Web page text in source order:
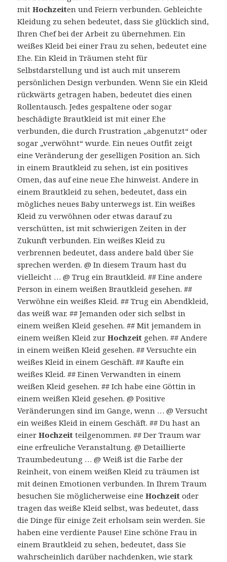
mitHochzeiten und Feiern verbunden. Gebleichte
Kleidung zu sehen bedeutet, dass Sie glücklich sind,
Ihren Chef bei der Arbeit zu übernehmen. Ein
weißes Kleid bei einer Frau zu sehen, bedeutet eine
Ehe. Ein Kleid in Träumen steht für
Selbstdarstellung und ist auch mit unserem
persönlichen Design verbunden. Wenn Sie ein Kleid
rückwärts getragen haben, bedeutet dies einen
Rollentausch. Jedes gespaltene oder sogar
beschädigte Brautkleid ist mit einer Ehe
verbunden, die durch Frustration „abgenutzt“ oder
sogar „verwöhnt“ wurde. Ein neues Outfit zeigt
eine Veränderung der geselligen Position an. Sich
in einem Brautkleid zu sehen, ist ein positives
Omen, das auf eine neue Ehe hinweist. Andere in
einem Brautkleid zu sehen, bedeutet, dass ein
mögliches neues Baby unterwegs ist. Ein weißes
Kleid zu verwöhnen oder etwas darauf zu
verschütten, ist mit schwierigen Zeiten in der
Zukunft verbunden. Ein weißes Kleid zu
verbrennen bedeutet, dass andere bald über Sie
sprechen werden. @ In diesem Traum hast du
vielleicht … @ Trug ein Brautkleid. ## Eine andere
Person in einem weißen Brautkleid gesehen. ##
Verwöhne ein weißes Kleid. ## Trug ein Abendkleid,
das weiß war. ## Jemanden oder sich selbst in
einem weißen Kleid gesehen. ## Mit jemandem in
einem weißen Kleid zurHochzeit gehen. ## Andere
in einem weißen Kleid gesehen. ## Versuchte ein
weißes Kleid in einem Geschäft. ## Kaufte ein
weißes Kleid. ## Einen Verwandten in einem
weißen Kleid gesehen. ## Ich habe eine Göttin in
einem weißen Kleid gesehen. @ Positive
Veränderungen sind im Gange, wenn … @ Versucht
ein weißes Kleid in einem Geschäft. ## Du hast an
einerHochzeit teilgenommen. ## Der Traum war
eine erfreuliche Veranstaltung. @ Detaillierte
Traumbedeutung … @ Weiß ist die Farbe der
Reinheit, von einem weißen Kleid zu träumen ist
mit deinen Emotionen verbunden. In Ihrem Traum
besuchen Sie möglicherweise eineHochzeit oder
tragen das weiße Kleid selbst, was bedeutet, dass
die Dinge für einige Zeit erholsam sein werden. Sie
haben eine verdiente Pause! Eine schöne Frau in
einem Brautkleid zu sehen, bedeutet, dass Sie
wahrscheinlich darüber nachdenken, wie stark